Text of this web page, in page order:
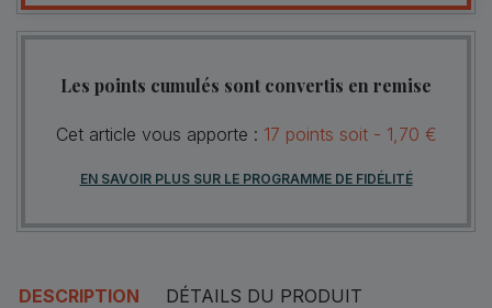
Les points cumulés sont convertis en remise
Cet article vous apporte : 17 points soit - 1,70 €
EN SAVOIR PLUS SUR LE PROGRAMME DE FIDÉLITÉ
DESCRIPTION DÉTAILS DU PRODUIT